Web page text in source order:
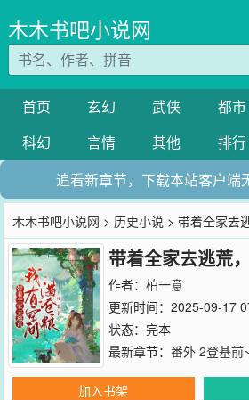
木木书吧小说网
首页 玄幻 武侠 都市
科幻
言情 其他 排行
追看新章节，下载本站客户端
木木书吧小说网 > 历史小说 > 带着全家去
带着全家去逃荒
作者： 柏一意
更新时间：2025-09-17
状态：完本
最新章节： 番外 2登基前~
加入书架